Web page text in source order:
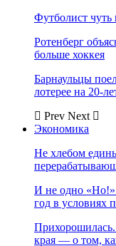
Футболист чуть
Ротенберг
больше хоккея
Барнаульцы
лотерее на 20-
Prev Next
Экономика
Не хлебом
И не одно «Но!»
год в условиях
края — о том,